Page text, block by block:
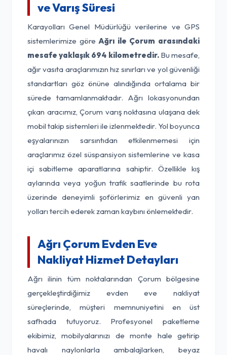
ve Varış Süresi
Karayolları Genel Müdürlüğü verilerine ve GPS
sistemlerimize göreAğrı ile Çorum arasındaki
mesafe yaklaşık 694 kilometredir.Bu mesafe,
ağır vasıta araçlarımızın hız sınırları ve yol güvenliği
standartları göz önüne alındığında ortalama bir
sürede tamamlanmaktadır. Ağrı lokasyonundan
çıkan aracımız, Çorum varış noktasına ulaşana dek
mobil takip sistemleri ile izlenmektedir. Yol boyunca
eşyalarınızın sarsıntıdan etkilenmemesi için
araçlarımız özel süspansiyon sistemlerine ve kasa
içi sabitleme aparatlarına sahiptir. Özellikle kış
aylarında veya yoğun trafik saatlerinde bu rota
üzerinde deneyimli şoförlerimiz en güvenli yan
yolları tercih ederek zaman kaybını önlemektedir.
Ağrı Çorum Evden Eve
Nakliyat Hizmet Detayları
Ağrı ilinin tüm noktalarından Çorum bölgesine
gerçekleştirdiğimiz evden eve nakliyat
süreçlerinde, müşteri memnuniyetini en üst
safhada tutuyoruz. Profesyonel paketleme
ekibimiz, mobilyalarınızı de monte hale getirip
havalı naylonlarla ambalajlarken, beyaz